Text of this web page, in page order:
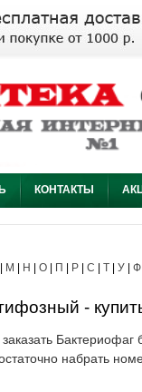
КОНТАКТЫ
М Н О П Р С Т У Ф
-
Бактериофаг
набрать